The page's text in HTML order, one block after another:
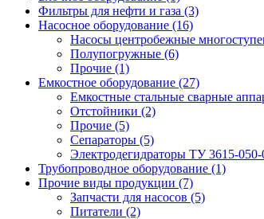
Фильтры для нефти и газа (3)
Насосное оборудование (16)
Насосы центробежные
Полупогружные (6)
Прочие (1)
Емкостное оборудование (27)
Емкостные стальные сварные
Отстойники (2)
Прочие (5)
Сепараторы (5)
Электродегидраторы ТУ 3615-050-
Трубопроводное оборудование (1)
Прочие виды продукции (7)
Запчасти для насосов (5)
Питатели (2)